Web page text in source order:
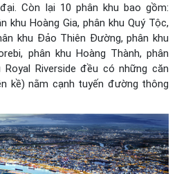
Còn lại 10 phân khu bao gồm:
khu Hoàng Gia, phân khu Quý Tộc,
khu Đảo Thiên Đường, phân khu
phân khu Hoàng Thành, phân
Riverside đều có những căn
kề) nằm cạnh tuyến đường thông